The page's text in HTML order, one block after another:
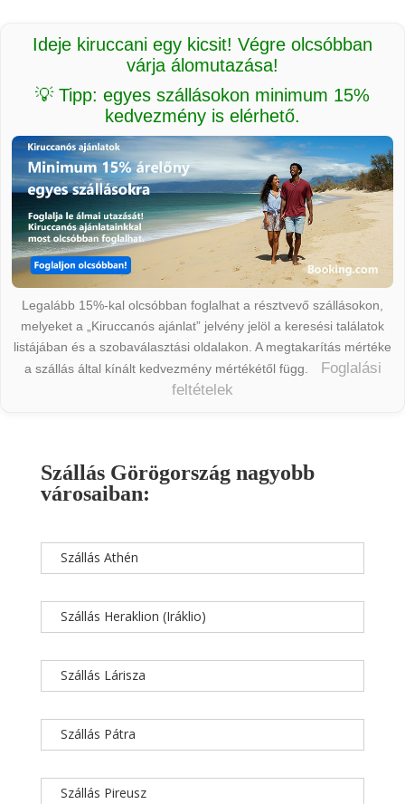
Ideje kiruccani egy kicsit! Végre olcsóbban
várja álomutazása!
💡 Tipp: egyes szállásokon minimum 15%
kedvezmény is elérhető.
Legalább 15%-kal olcsóbban foglalhat a résztvevő szállásokon,
melyeket a „Kiruccanós ajánlat” jelvény jelöl a keresési találatok
listájában és a szobaválasztási oldalakon. A megtakarítás mértéke
a szállás által kínált kedvezmény mértékétől függ.
Foglalási
feltételek
Szállás Görögország nagyobb
városaiban:
Szállás Athén
Szállás Heraklion (Iráklio)
Szállás Lárisza
Szállás Pátra
Szállás Pireusz